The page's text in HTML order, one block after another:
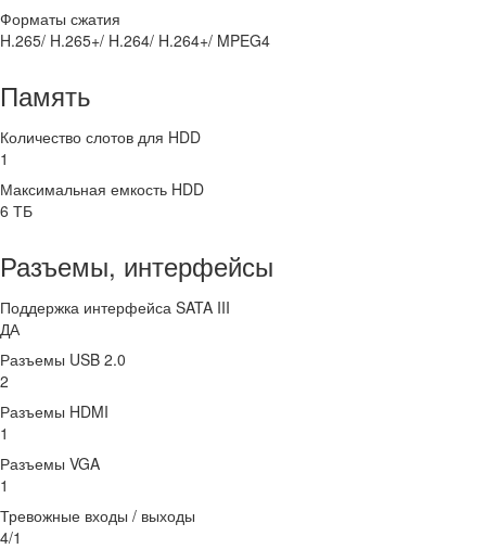
Форматы сжатия
H.265/ H.265+/ H.264/ H.264+/ MPEG4
Память
Количество слотов для HDD
1
Максимальная емкость HDD
6 ТБ
Разъемы, интерфейсы
Поддержка интерфейса SATA III
ДА
Разъемы USB 2.0
2
Разъемы HDMI
1
Разъемы VGA
1
Тревожные входы / выходы
4/1